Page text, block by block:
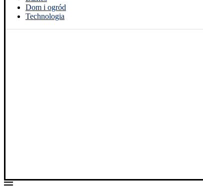
Dom i ogród
Technologia